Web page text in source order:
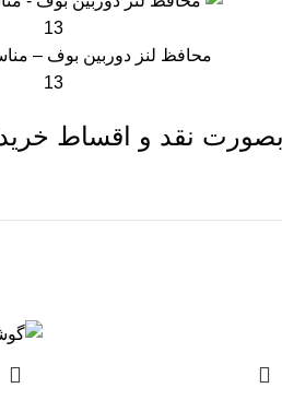
محافظ لنز دوربین بوف –
13
بصورت نقد و اقساط